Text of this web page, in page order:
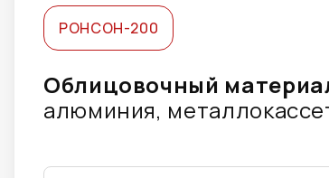
РОНСОН-200
Облицовочный
алюминия,